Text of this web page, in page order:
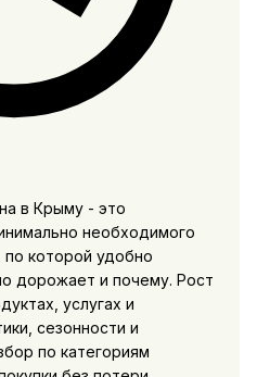
в Крыму - это
необходимого
по которой удобно
дорожает и почему. Рост
услугах и
сезонности и
по категориям